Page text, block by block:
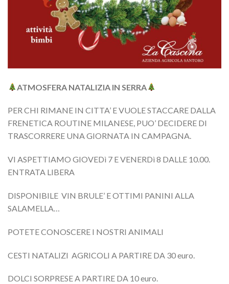
ATMOSFERA NATALIZIA IN SERRA
PER CHI RIMANE IN CITTA’ E VUOLE STACCARE DALLA
FRENETICA ROUTINE MILANESE, PUO’ DECIDERE DI
TRASCORRERE UNA GIORNATA IN CAMPAGNA.
VI ASPETTIAMO GIOVEDì 7 E VENERDì 8 DALLE 10.00.
ENTRATA LIBERA
DISPONIBILE VIN BRULE’ E OTTIMI PANINI ALLA
SALAMELLA…
POTETE CONOSCERE I NOSTRI ANIMALI
CESTI NATALIZI AGRICOLI A PARTIRE DA 30 euro.
DOLCI SORPRESE A PARTIRE DA 10 euro.